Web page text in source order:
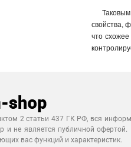
свойства,
что
2 статьи 437 ГК РФ, вся
и не является публичной офертой.
вас функций и характеристик.